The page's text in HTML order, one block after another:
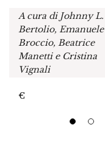
A cura di Johnny L.
Bertolio, Emanuele
Broccio, Beatrice
Manetti e Cristina
Vignali
€